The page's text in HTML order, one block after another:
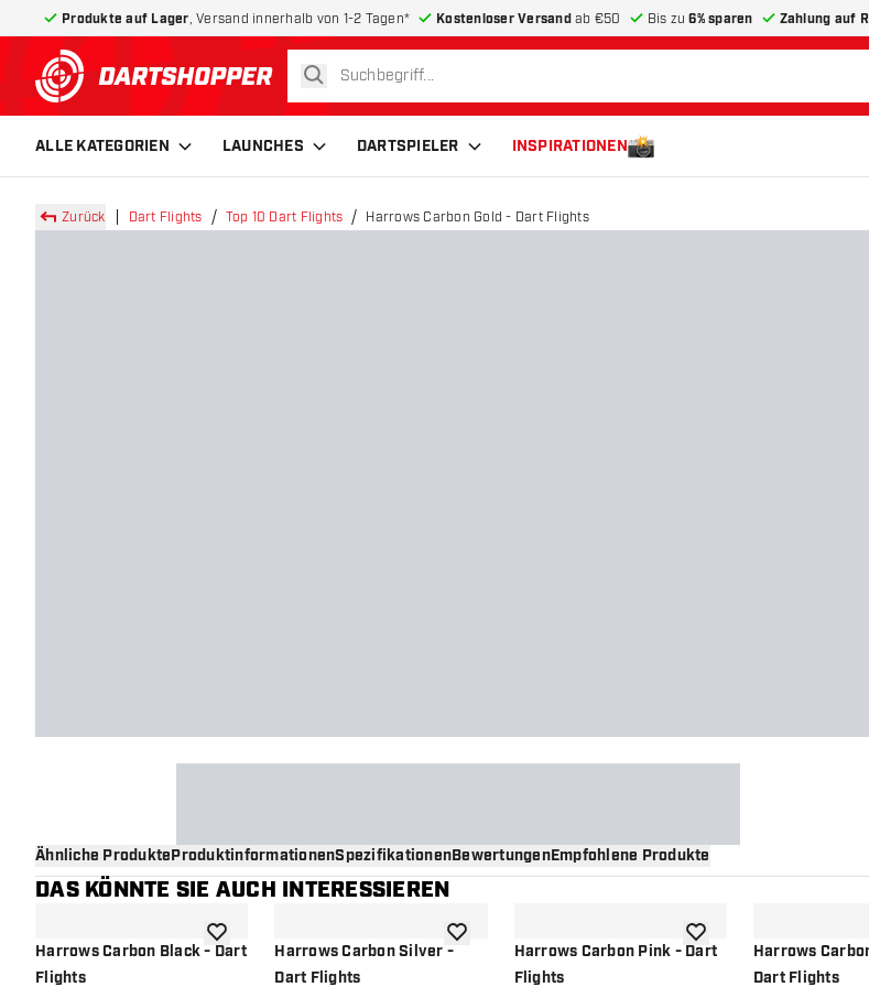
Produkte auf Lager , Versand innerhalb von 1-2 Tagen* Kostenloser Versandab €50 Bis zu6% sparen Zahlung auf
zurück zur Startseite
suchen
ALLE KATEGORIEN LAUNCHES DARTSPIELER INSPIRATIONEN
Zurück Dart Flights Top 10 Dart Flights Harrows Carbon Gold - Dart Flights
Ähnliche ProdukteProduktinformationenSpezifikationenBewertungenEmpfohlene Produkte
DAS KÖNNTE SIE AUCH INTERESSIEREN
Harrows Carbon Black - Dart
Flights
Zur Wunschliste hinzufügen
Harrows Carbon Silver -
Dart Flights
Zur Wunschliste hinzufügen
Harrows Carbon Pink - Dart
Flights
Zur Wunschliste
Harrows
Dart Flights